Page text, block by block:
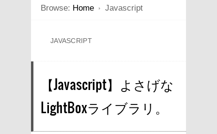
Browse: Home Javascript
JAVASCRIPT
【Javascript】よさげな
LightBoxライブラリ。